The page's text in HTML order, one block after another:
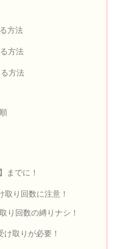
方法
方法
方法
までに！
取り回数に注意！
り回数の縛りナシ！
取りが必要！